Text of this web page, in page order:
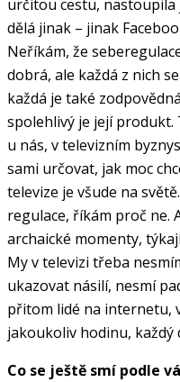
určitou cestu, nastoupila
dělá jinak – jinak
Neříkám, že
dobrá, ale každá z nich
každá je také
spolehlivý je její
u nás, v televizním
sami určovat, jak moc
televize je všude na
regulace, říkám proč ne.
archaické momenty,
My v televizi třeba
ukazovat násilí, nesmí
přitom lidé na internetu,
jakoukoliv hodinu, každý
Co se ještě smí podle